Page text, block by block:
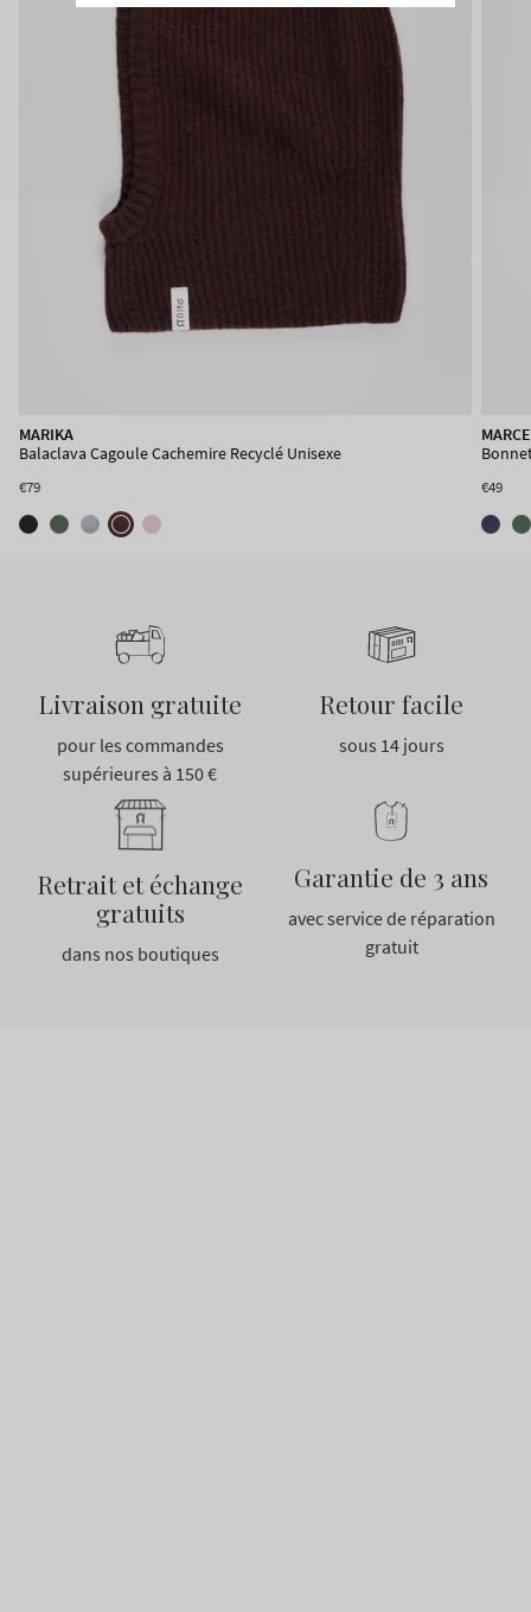
MARIKA
Balaclava Cagoule Cachemire Recyclé Unisexe
€79 €49
Béret Basque Cachemire Recyclé Femme
Livraison gratuite
pour les commandes
supérieures à 150 €
Retour facile
sous 14 jours
Retrait et échange
gratuits
dans nos boutiques
Garantie de 3 ans
avec service de réparation
gratuit